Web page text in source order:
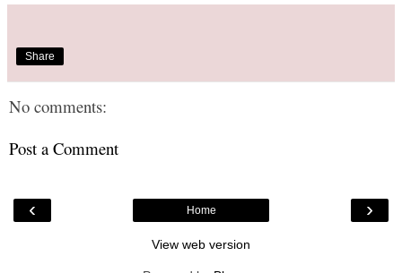
Share
No comments:
Post a Comment
‹ ›
Home
View web version